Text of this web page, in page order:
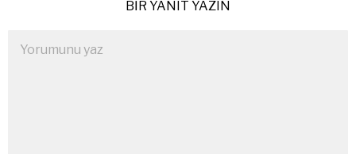
BIR YANIT YAZIN